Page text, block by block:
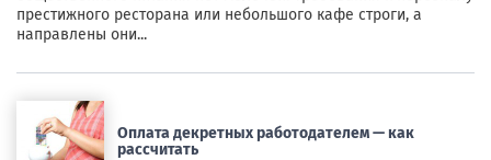
престижного ресторана или небольшого кафе строги, а
направлены они...
Оплата декретных работодателем — как
рассчитать